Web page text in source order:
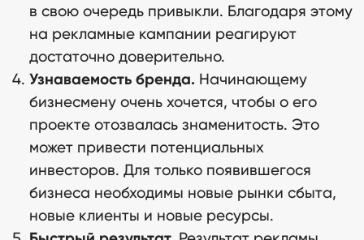
в свою очередь привыкли. Благодаря этому
на рекламные кампании реагируют
достаточно доверительно.
Узнаваемость бренда. Начинающему
бизнесмену очень хочется, чтобы о его
проекте отозвалась знаменитость. Это
может привести потенциальных
инвесторов. Для только появившегося
бизнеса необходимы новые рынки сбыта,
новые клиенты и новые ресурсы.